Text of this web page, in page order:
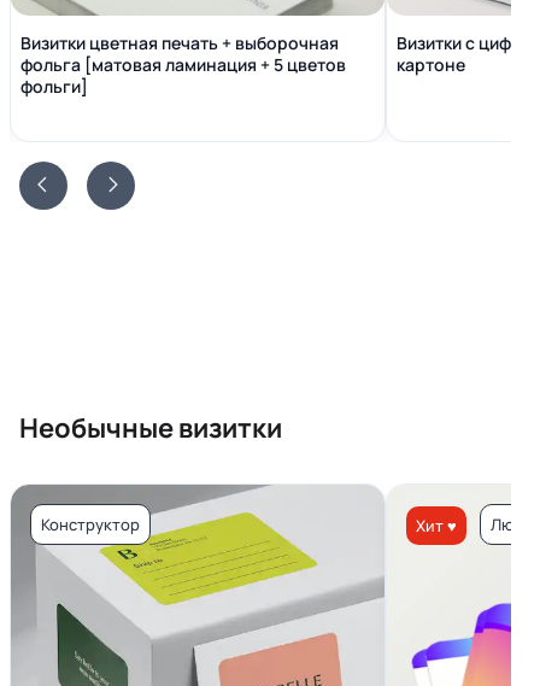
Визитки цветная печать + выборочная
фольга [матовая ламинация + 5 цветов
фольги]
Визитки с
картоне
Необычные визитки
Конструктор Хит ♥ Люкс